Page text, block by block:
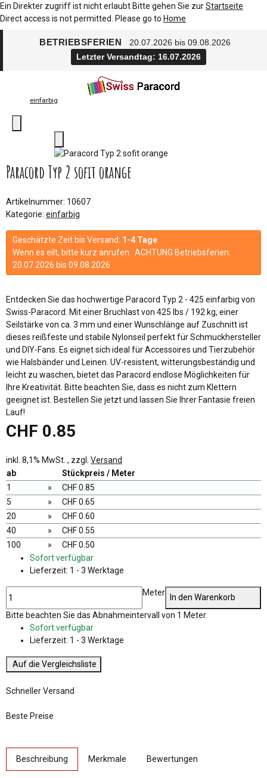
Ein Direkter zugriff ist nicht erlaubt Bitte gehen Sie zurStartseite
Direct access is not permitted. Please go to Home
BETRIEBSFERIEN
20.07.2026 bis 09.08.2026
Letzter Versandtag: 16.07.2026
einfarbig
Paracord Typ 2 sofit orange
Artikelnummer: 10607
Kategorie: einfarbig
Geschätzte Zeit bis Versand: 1-4 Tage
Wenn es eilt, bitte kurz anrufen. ACHTUNG Betriebsferien:
20.07.2026 bis 09.08.2026
Entdecken Sie das hochwertige Paracord Typ 2 - 425 einfarbig von
Swiss-Paracord. Mit einer Bruchlast von 425 lbs / 192 kg, einer
Seilstärke von ca. 3 mm und einer Wunschlänge auf Zuschnitt ist
dieses reißfeste und stabile Nylonseil perfekt für Schmuckhersteller
und DIY-Fans. Es eignet sich ideal für Accessoires und Tierzubehör
wie Halsbänder und Leinen. UV-resistent, witterungsbeständig und
leicht zu waschen, bietet das Paracord endlose Möglichkeiten für
Ihre Kreativität. Bitte beachten Sie, dass es nicht zum Klettern
geeignet ist. Bestellen Sie jetzt und lassen Sie Ihrer Fantasie freien
Lauf!
CHF 0.85
inkl. 8,1% MwSt. , zzgl. Versand
ab
Stückpreis / Meter
1
»
CHF 0.85
5
»
CHF 0.65
20
»
CHF 0.60
40
»
CHF 0.55
100
»
CHF 0.50
Sofort verfügbar
Lieferzeit: 1 - 3 Werktage
Meter
In den Warenkorb
xBitte beachten Sie das Abnahmeintervall von 1 Meter.
Sofort verfügbar
Lieferzeit: 1 - 3 Werktage
Auf die Vergleichsliste
Schneller Versand
Beste Preise
Beschreibung Merkmale Bewertungen